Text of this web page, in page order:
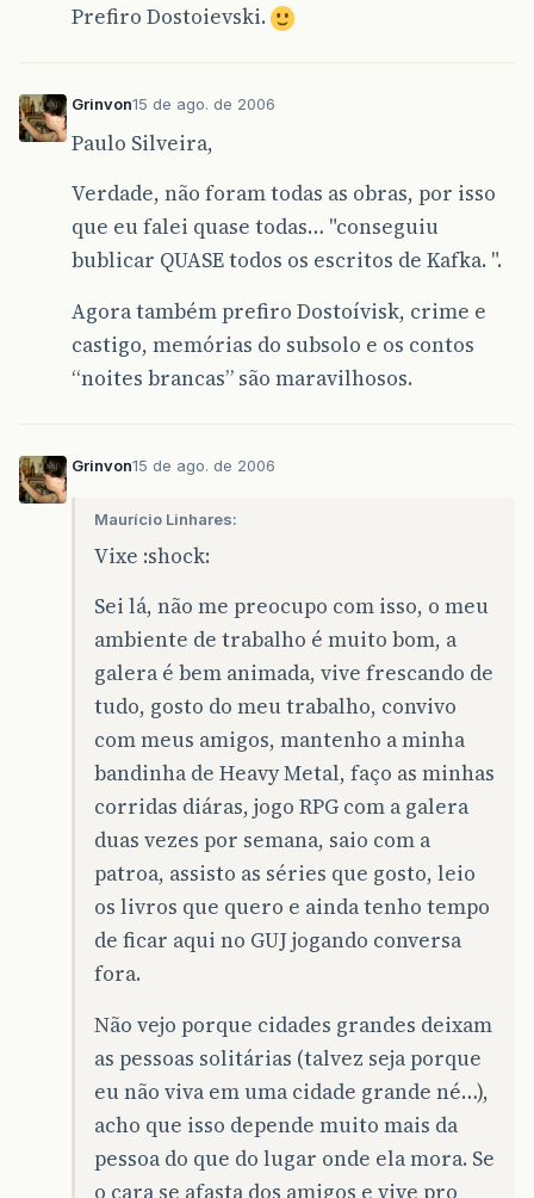
Prefiro Dostoievski.
Grinvon15 de ago. de 2006
Paulo Silveira,
Verdade, não foram todas as obras, por isso
que eu falei quase todas… "conseguiu
bublicar QUASE todos os escritos de Kafka. ".
Agora também prefiro Dostoívisk, crime e
castigo, memórias do subsolo e os contos
“noites brancas” são maravilhosos.
Grinvon15 de ago. de 2006
Maurício Linhares:
Vixe :shock:
Sei lá, não me preocupo com isso, o meu
ambiente de trabalho é muito bom, a
galera é bem animada, vive frescando de
tudo, gosto do meu trabalho, convivo
com meus amigos, mantenho a minha
bandinha de Heavy Metal, faço as minhas
corridas diáras, jogo RPG com a galera
duas vezes por semana, saio com a
patroa, assisto as séries que gosto, leio
os livros que quero e ainda tenho tempo
de ficar aqui no GUJ jogando conversa
fora.
Não vejo porque cidades grandes deixam
as pessoas solitárias (talvez seja porque
eu não viva em uma cidade grande né…),
acho que isso depende muito mais da
pessoa do que do lugar onde ela mora. Se
o cara se afasta dos amigos e vive pro